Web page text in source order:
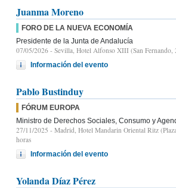
Juanma Moreno
FORO DE LA NUEVA ECONOMÍA
Presidente de la Junta de Andalucía
07/05/2026 - Sevilla, Hotel Alfonso XIII (San Fernando,
Información del evento
Pablo Bustinduy
FÓRUM EUROPA
Ministro de Derechos Sociales, Consumo y
27/11/2025 - Madrid, Hotel Mandarin Oriental Ritz
horas
Información del evento
Yolanda Díaz Pérez